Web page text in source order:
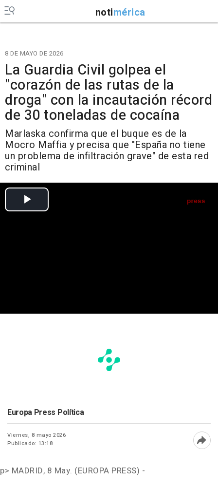
notimérica
8 DE MAYO DE 2026
La Guardia Civil golpea el
"corazón de las rutas de la
droga" con la incautación récord
de 30 toneladas de cocaína
Marlaska confirma que el buque es de la
Mocro Maffia y precisa que "España no tiene
un problema de infiltración grave" de esta red
criminal
Europa Press Política
Viernes, 8 mayo 2026
Publicado: 13:18
p> MADRID, 8 May. (EUROPA PRESS) -